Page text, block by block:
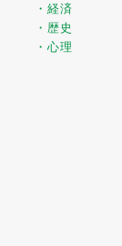
・経済
・歴史
・心理